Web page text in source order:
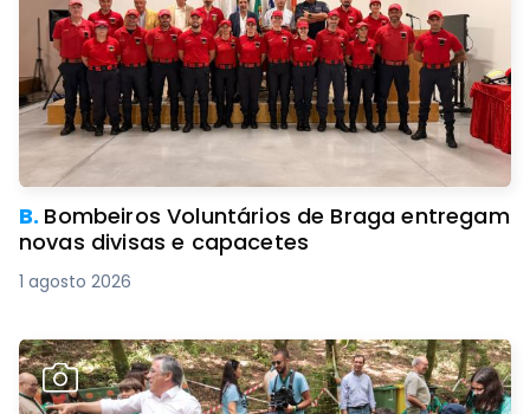
B. Bombeiros Voluntários de Braga entregam
novas divisas e capacetes
1 agosto 2026